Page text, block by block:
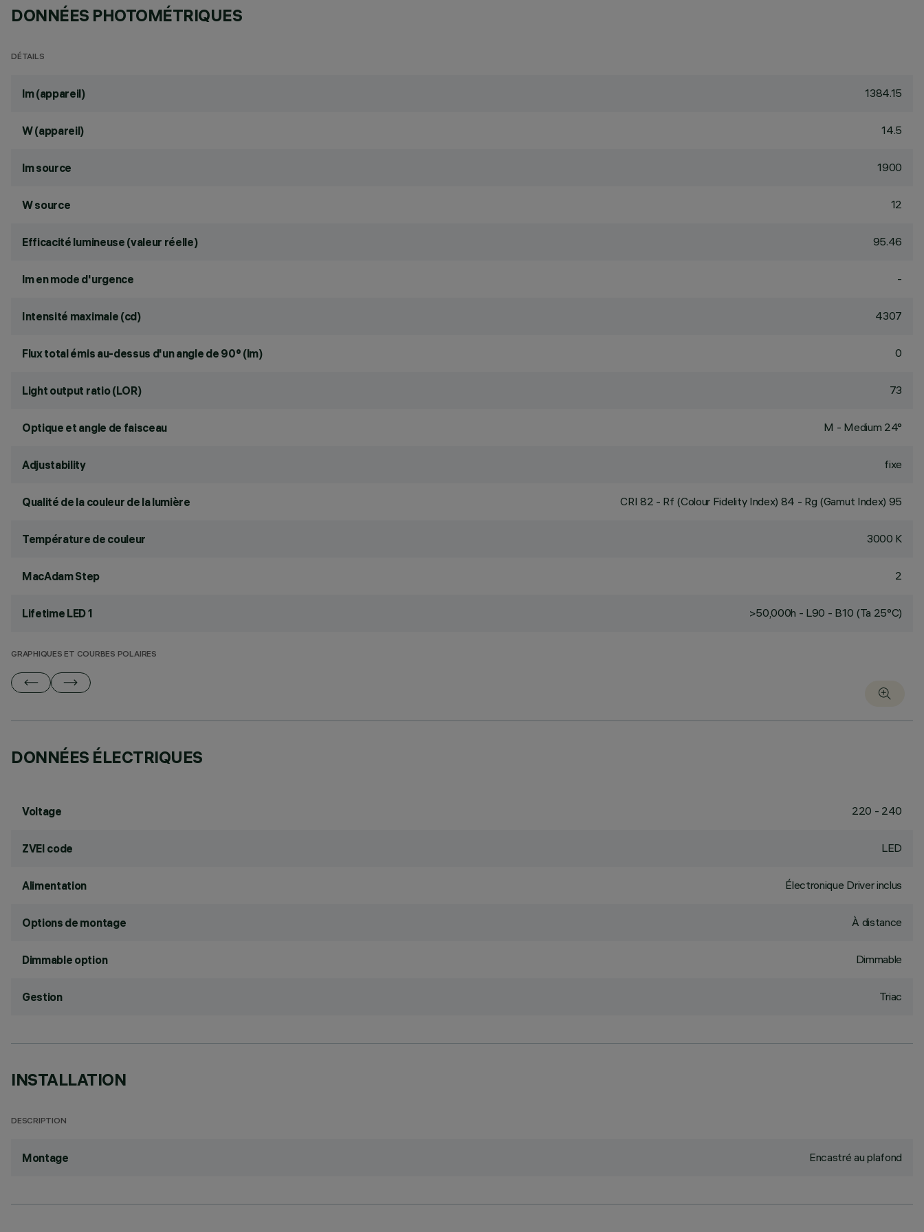
DONNÉES PHOTOMÉTRIQUES
DÉTAILS
lm (appareil) 1384.15
W (appareil) 14.5
lm source 1900
W source 12
Efficacité lumineuse (valeur réelle) 95.46
lm en mode d'urgence -
Intensité maximale (cd) 4307
Flux total émis au-dessus d'un angle de 90° (lm) 0
Light output ratio (LOR) 73
Optique et angle de faisceau M - Medium 24°
Adjustability fixe
Qualité de la couleur de la lumière CRI 82 - Rf (Colour Fidelity Index) 84 - Rg (Gamut Index) 95
Température de couleur 3000 K
MacAdam Step 2
Lifetime LED 1 >50,000h - L90 - B10 (Ta 25°C)
GRAPHIQUES ET COURBES POLAIRES
DONNÉES ÉLECTRIQUES
Voltage 220 - 240
ZVEI code LED
Alimentation Électronique Driver inclus
Options de montage À distance
Dimmable option Dimmable
Gestion Triac
INSTALLATION
DESCRIPTION
Montage Encastré au plafond